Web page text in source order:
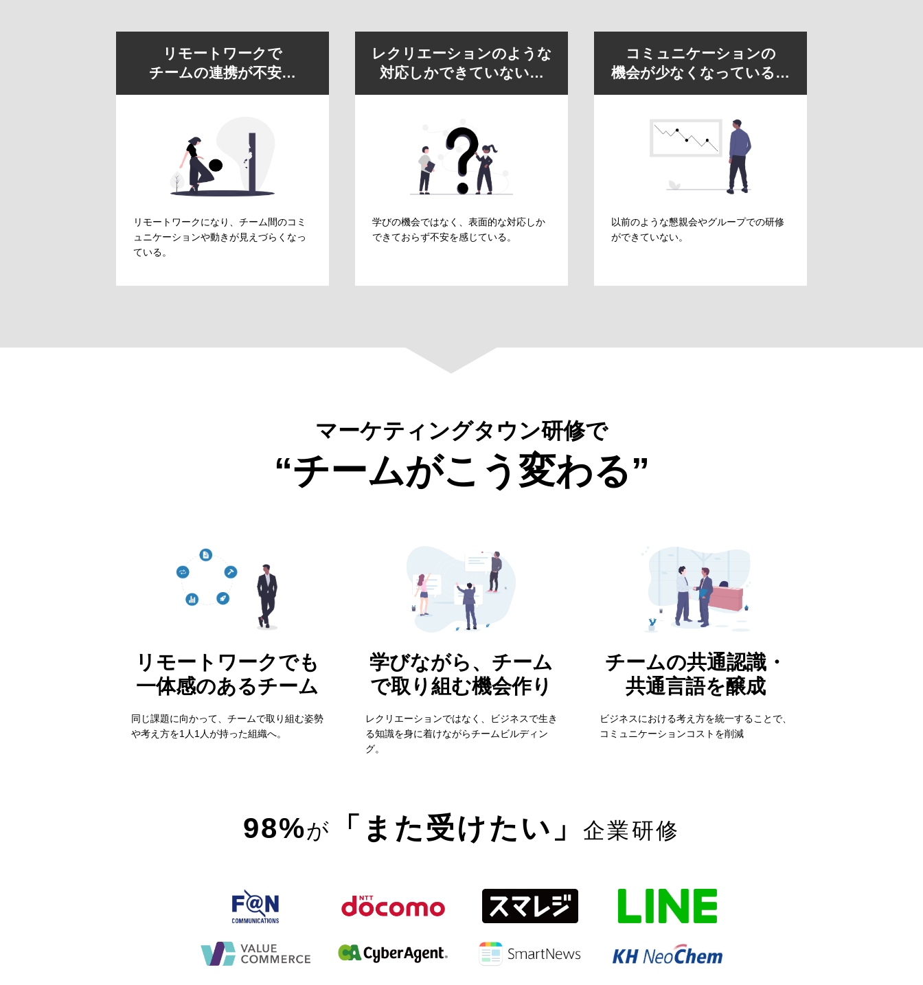
リモートワークで
チームの連携が不安…
リモートワークになり、チーム間のコミ
ュニケーションや動きが見えづらくなっ
ている。
レクリエーションのような
対応しかできていない…
学びの機会ではなく、表面的な対応しか
できておらず不安を感じている。
コミュニケーションの
機会が少なくなっている…
以前のような懇親会やグループでの研修
ができていない。
マーケティングタウン研修で
“チームがこう変わる”
リモートワークでも
一体感のあるチーム
同じ課題に向かって、チームで取り組む姿勢
や考え方を1人1人が持った組織へ。
学びながら、チーム
で取り組む機会作り
レクリエーションではなく、ビジネスで生き
る知識を身に着けながらチームビルディン
グ。
チームの共通認識・
共通言語を醸成
ビジネスにおける考え方を統一することで、
コミュニケーションコストを削減
98%が 「また受けたい」企業研修